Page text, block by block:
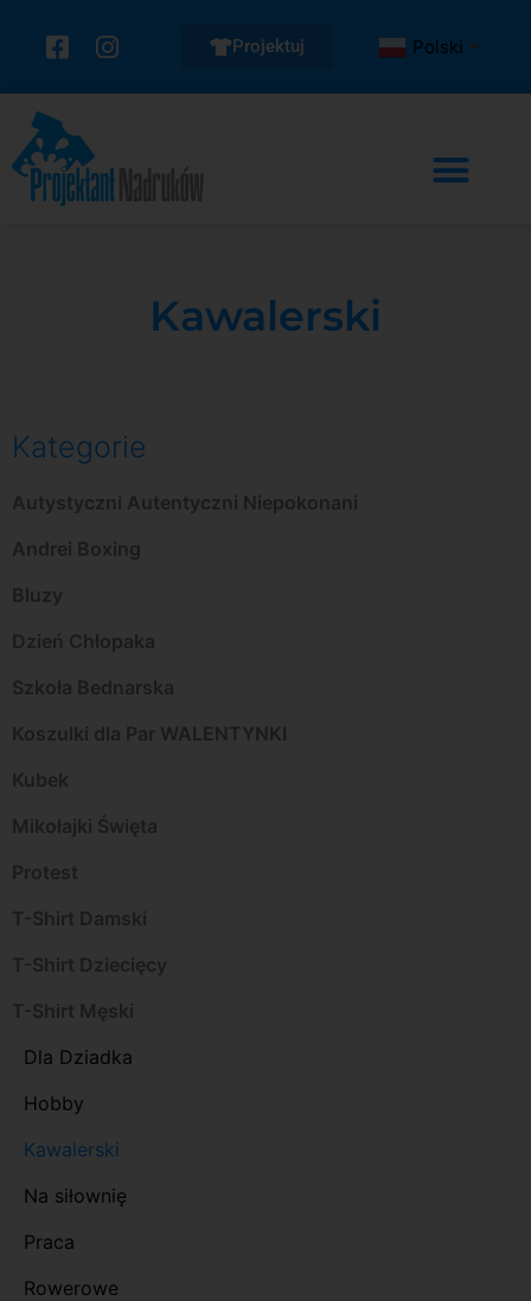
Projektuj Polski ▼
Kawalerski
Kategorie
Autystyczni Autentyczni Niepokonani
Andrei Boxing
Bluzy
Dzień Chłopaka
Szkoła Bednarska
Koszulki dla Par WALENTYNKI
Kubek
Mikołajki Święta
Protest
T-Shirt Damski
T-Shirt Dziecięcy
T-Shirt Męski
Dla Dziadka
Hobby
Kawalerski
Na siłownię
Praca
Rowerowe